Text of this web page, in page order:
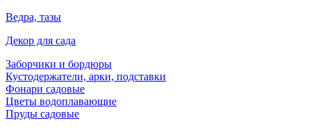
Ведра, тазы
Декор для сада
Заборчики и бордюры
Кустодержатели, арки, подставки
Фонари садовые
Цветы водоплавающие
Пруды садовые